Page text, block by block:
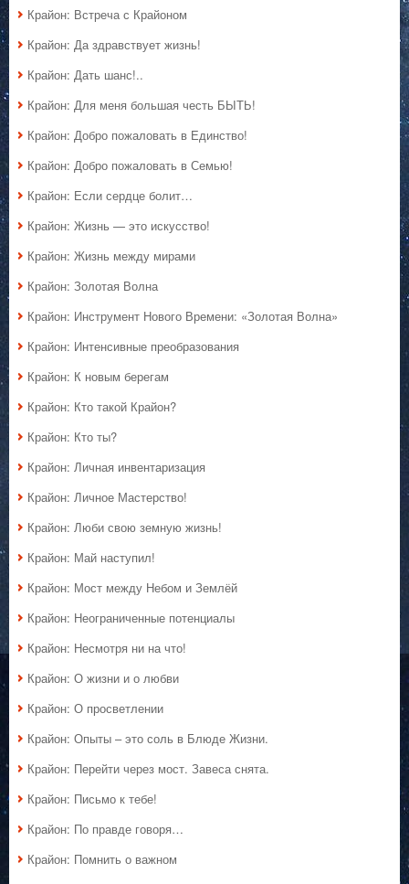
Крайон: Встреча с Крайоном
Крайон: Да здравствует жизнь!
Крайон: Дать шанс!..
Крайон: Для меня большая честь БЫТЬ!
Крайон: Добро пожаловать в Единство!
Крайон: Добро пожаловать в Семью!
Крайон: Если сердце болит…
Крайон: Жизнь — это искусство!
Крайон: Жизнь между мирами
Крайон: Золотая Волна
Крайон: Инструмент Нового Времени: «Золотая Волна»
Крайон: Интенсивные преобразования
Крайон: К новым берегам
Крайон: Кто такой Крайон?
Крайон: Кто ты?
Крайон: Личная инвентаризация
Крайон: Личное Мастерство!
Крайон: Люби свою земную жизнь!
Крайон: Май наступил!
Крайон: Мост между Небом и Землёй
Крайон: Неограниченные потенциалы
Крайон: Несмотря ни на что!
Крайон: О жизни и о любви
Крайон: О просветлении
Крайон: Опыты – это соль в Блюде Жизни.
Крайон: Перейти через мост. Завеса снята.
Крайон: Письмо к тебе!
Крайон: По правде говоря…
Крайон: Помнить о важном